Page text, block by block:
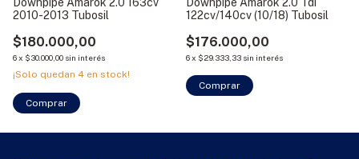
Downpipe Amarok 2.0 163cv
2010-2013 Tubosil
$180.000,00
6x $30.000,00 sin interés
¡Solo quedan 4 en stock!
Downpipe Amarok 2.0 Tdi
122cv/140cv (10/18) Tubosil
$176.000,00
6x $29.333,33 sin interés